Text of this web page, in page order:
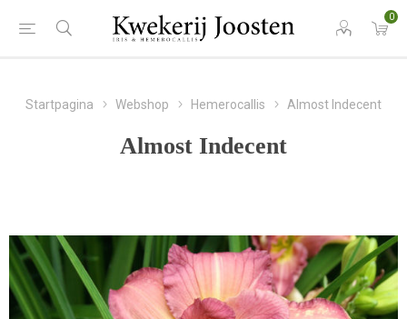
0
Startpagina Webshop Hemerocallis Almost Indecent
Almost Indecent